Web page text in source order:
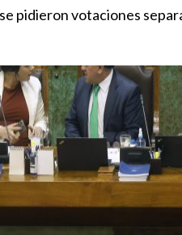
pidieron votaciones